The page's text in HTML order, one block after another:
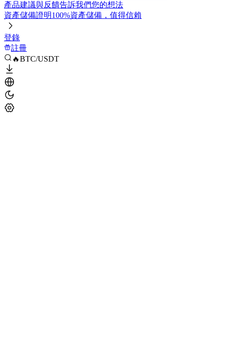
產品建議與反饋告訴我們您的想法
資產儲備證明100%資產儲備，值得信賴
登錄
註冊
🔥BTC/USDT